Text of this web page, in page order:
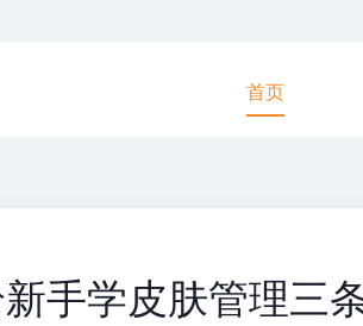
首页
手学皮肤管理三